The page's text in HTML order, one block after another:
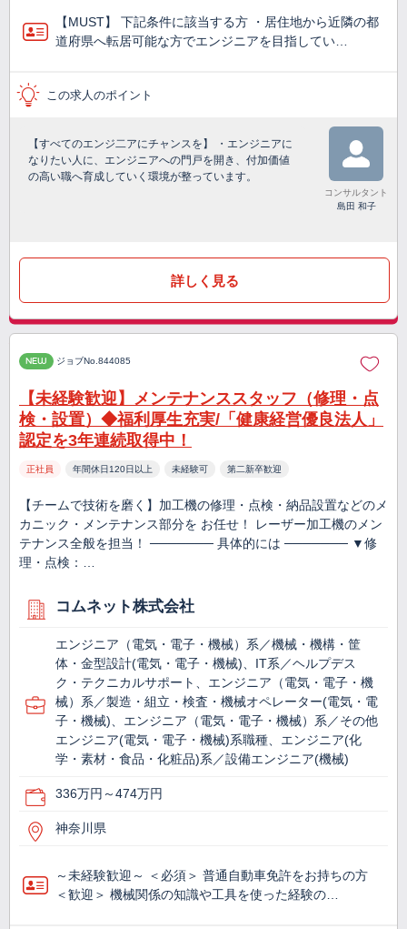
【MUST】 下記条件に該当する方 ・居住地から近隣の都
道府県へ転居可能な方でエンジニアを目指してい…
この求人のポイント
【すべてのエンジ二アにチャンスを】 ・エンジニアに
なりたい人に、エンジニアへの門戸を開き、付加価値
の高い職へ育成していく環境が整っています。
コンサルタント
島田 和子
詳しく見る
NEW ジョブNo.844085
【未経験歓迎】メンテナンススタッフ（修理・点
検・設置）◆福利厚生充実/「健康経営優良法人」
認定を3年連続取得中！
正社員 年間休日120日以上 未経験可 第二新卒歓迎
【チームで技術を磨く】加工機の修理・点検・納品設置などのメ
カニック・メンテナンス部分を お任せ！ レーザー加工機のメン
テナンス全般を担当！ ─────── 具体的には ─────── ▼修
理・点検：…
コムネット株式会社
エンジニア（電気・電子・機械）系／機械・機構・筐
体・金型設計(電気・電子・機械)、IT系／ヘルプデス
ク・テクニカルサポート、エンジニア（電気・電子・機
械）系／製造・組立・検査・機械オペレーター(電気・電
子・機械)、エンジニア（電気・電子・機械）系／その他
エンジニア(電気・電子・機械)系職種、エンジニア(化
学・素材・食品・化粧品)系／設備エンジニア(機械)
336万円～474万円
神奈川県
～未経験歓迎～ ＜必須＞ 普通自動車免許をお持ちの方
＜歓迎＞ 機械関係の知識や工具を使った経験の…